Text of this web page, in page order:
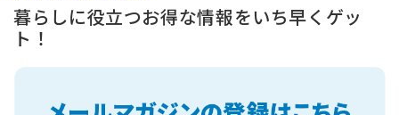
暮らしに役立つお得な情報をいち早くゲッ
ト！